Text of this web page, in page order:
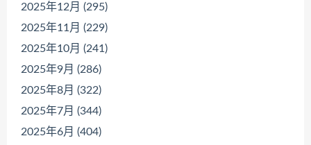
2025年12月 (295)
2025年11月 (229)
2025年10月 (241)
2025年9月 (286)
2025年8月 (322)
2025年7月 (344)
2025年6月 (404)